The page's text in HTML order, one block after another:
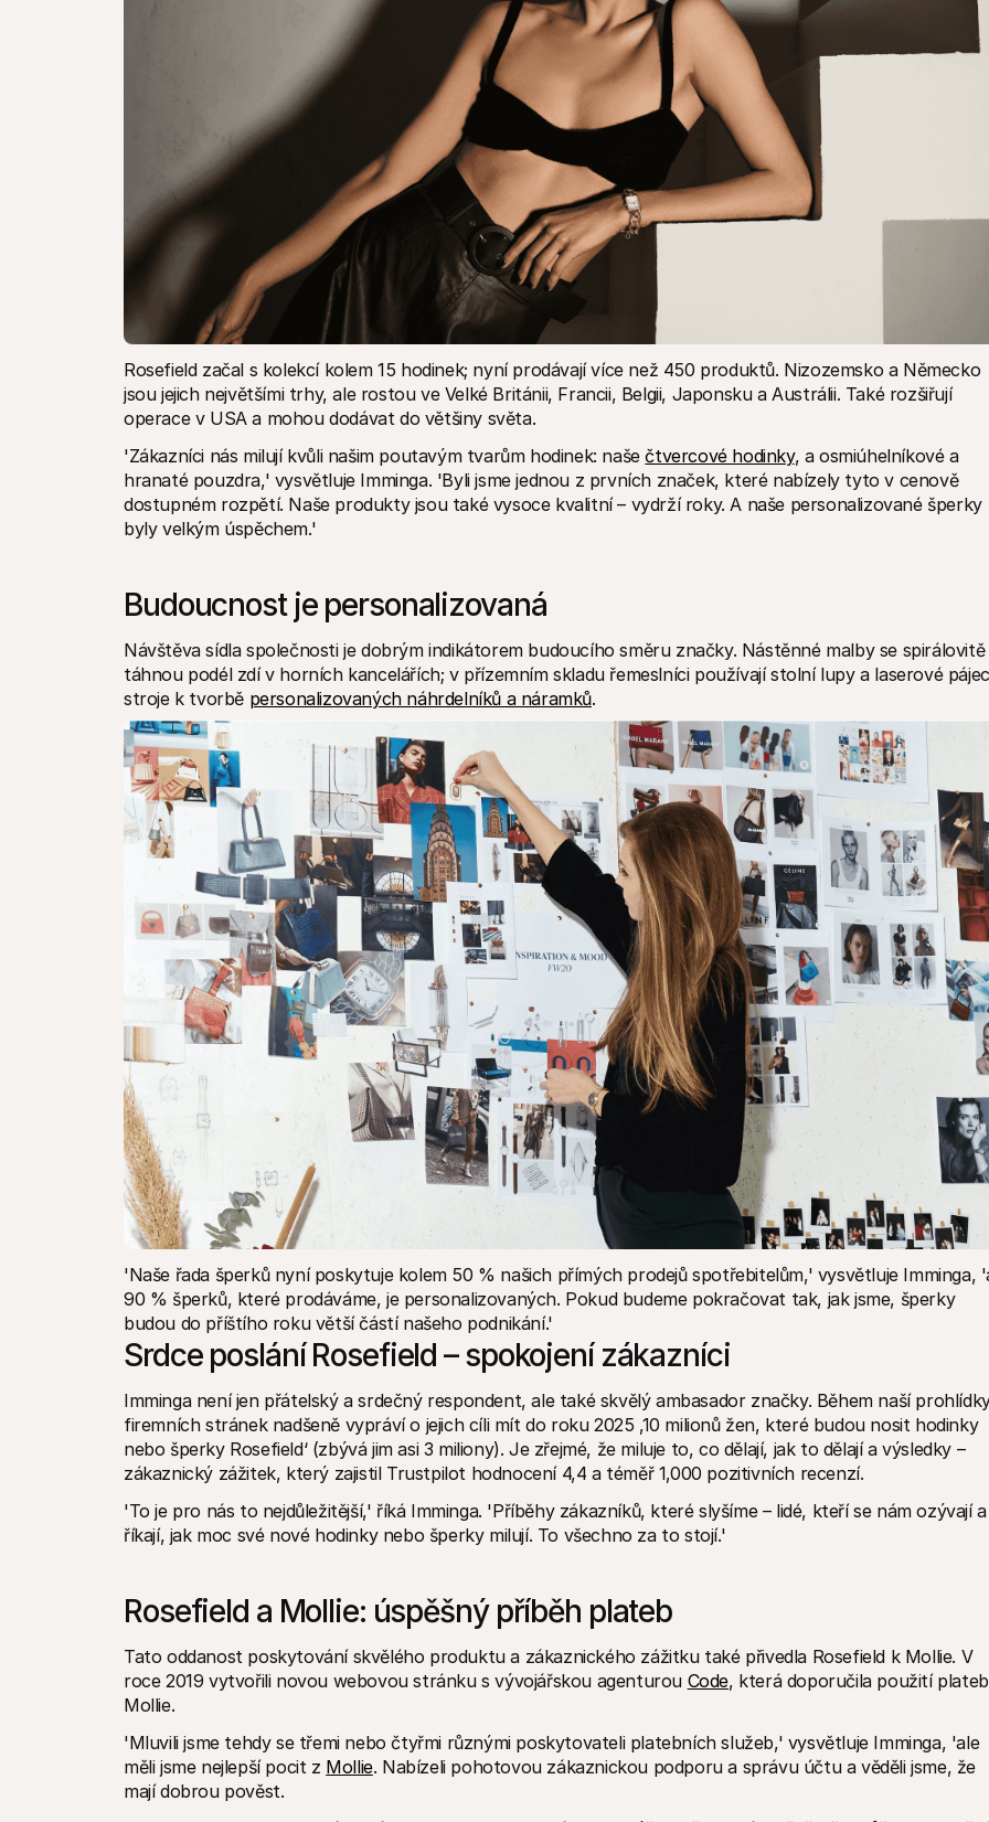
Rosefield začal s kolekcí kolem 15 hodinek; nyní prodávají více než 450 produktů. Nizozemsko a Německo
jsou jejich největšími trhy, ale rostou ve Velké Británii, Francii, Belgii, Japonsku a Austrálii. Také rozšiřují
operace v USA a mohou dodávat do většiny světa.
'Zákazníci nás milují kvůli našim poutavým tvarům hodinek: naše čtvercové hodinky, a osmiúhelníkové a
hranaté pouzdra,' vysvětluje Imminga. 'Byli jsme jednou z prvních značek, které nabízely tyto v cenově
dostupném rozpětí. Naše produkty jsou také vysoce kvalitní – vydrží roky. A naše personalizované šperky
byly velkým úspěchem.'
Budoucnost je personalizovaná
Návštěva sídla společnosti je dobrým indikátorem budoucího směru značky. Nástěnné malby se spirálovitě
táhnou podél zdí v horních kancelářích; v přízemním skladu řemeslníci používají stolní lupy a laserové
stroje k tvorbě personalizovaných náhrdelníků a náramků.
'Naše řada šperků nyní poskytuje kolem 50 % našich přímých prodejů spotřebitelům,' vysvětluje Imminga,
90 % šperků, které prodáváme, je personalizovaných. Pokud budeme pokračovat tak, jak jsme, šperky
budou do příštího roku větší částí našeho podnikání.'
Srdce poslání Rosefield – spokojení zákazníci
Imminga není jen přátelský a srdečný respondent, ale také skvělý ambasador značky. Během naší
firemních stránek nadšeně vypráví o jejich cíli mít do roku 2025 ‚10 milionů žen, které budou nosit hodinky
nebo šperky Rosefield‘ (zbývá jim asi 3 miliony). Je zřejmé, že miluje to, co dělají, jak to dělají a výsledky –
zákaznický zážitek, který zajistil Trustpilot hodnocení 4,4 a téměř 1‚000 pozitivních recenzí.
'To je pro nás to nejdůležitější,' říká Imminga. 'Příběhy zákazníků, které slyšíme – lidé, kteří se nám ozývají a
říkají, jak moc své nové hodinky nebo šperky milují. To všechno za to stojí.'
Rosefield a Mollie: úspěšný příběh plateb
Tato oddanost poskytování skvělého produktu a zákaznického zážitku také přivedla Rosefield k Mollie. V
roce 2019 vytvořili novou webovou stránku s vývojářskou agenturou Code, která doporučila použití
Mollie.
'Mluvili jsme tehdy se třemi nebo čtyřmi různými poskytovateli platebních služeb,' vysvětluje Imminga, 'ale
měli jsme nejlepší pocit z Mollie. Nabízeli pohotovou zákaznickou podporu a správu účtu a věděli jsme, že
mají dobrou pověst.